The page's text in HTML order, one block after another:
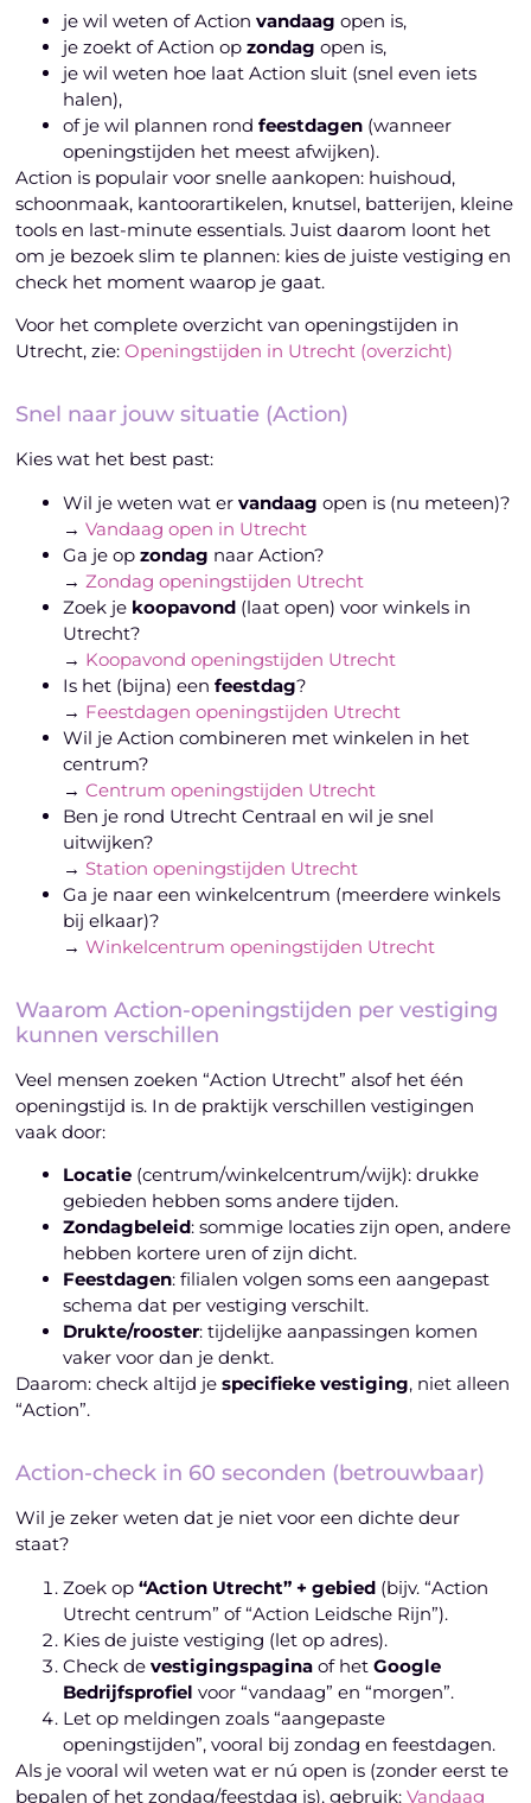
je wil weten of Actionvandaag open is,
je zoekt of Action opzondag open is,
je wil weten hoe laat Action sluit (snel even iets
halen),
of je wil plannen rondfeestdagen (wanneer
openingstijden het meest afwijken).
Action is populair voor snelle aankopen: huishoud,
schoonmaak, kantoorartikelen, knutsel, batterijen, kleine
tools en last-minute essentials. Juist daarom loont het
om je bezoek slim te plannen: kies de juiste vestiging en
check het moment waarop je gaat.
Voor het complete overzicht van openingstijden in
Utrecht, zie:Openingstijden in Utrecht (overzicht)
Snel naar jouw situatie (Action)
Kies wat het best past:
Wil je weten wat ervandaag open is (nu meteen)?
→Vandaag open in Utrecht
Ga je opzondag naar Action?
→Zondag openingstijden Utrecht
Zoek je koopavond (laat open) voor winkels in
Utrecht?
→ Koopavond openingstijden Utrecht
Is het (bijna) eenfeestdag?
→ Feestdagen openingstijden Utrecht
Wil je Action combineren met winkelen in het
centrum?
→Centrum openingstijden Utrecht
Ben je rond Utrecht Centraal en wil je snel
uitwijken?
→ Station openingstijden Utrecht
Ga je naar een winkelcentrum (meerdere winkels
bij elkaar)?
→Winkelcentrum openingstijden Utrecht
Waarom Action-openingstijden per vestiging
kunnen verschillen
Veel mensen zoeken “Action Utrecht” alsof het één
openingstijd is. In de praktijk verschillen vestigingen
vaak door:
Locatie (centrum/winkelcentrum/wijk): drukke
gebieden hebben soms andere tijden.
Zondagbeleid: sommige locaties zijn open, andere
hebben kortere uren of zijn dicht.
Feestdagen: filialen volgen soms een aangepast
schema dat per vestiging verschilt.
Drukte/rooster: tijdelijke aanpassingen komen
vaker voor dan je denkt.
Daarom: check altijd jespecifieke vestiging, niet alleen
“Action”.
Action-check in 60 seconden (betrouwbaar)
Wil je zeker weten dat je niet voor een dichte deur
staat?
Zoek op“Action Utrecht” + gebied (bijv. “Action
Utrecht centrum” of “Action Leidsche Rijn”).
Kies de juiste vestiging (let op adres).
Check devestigingspagina of hetGoogle
Bedrijfsprofiel voor “vandaag” en “morgen”.
Let op meldingen zoals “aangepaste
openingstijden”, vooral bij zondag en feestdagen.
Als je vooral wil weten wat er nú open is (zonder eerst te
bepalen of het zondag/feestdag is), gebruik:Vandaag